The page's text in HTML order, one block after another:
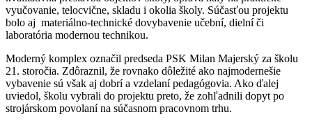
vyučovanie, telocvične, skladu i okolia školy. Súčasťou projektu
bolo aj materiálno-technické dovybavenie učební, dielní či
laboratória modernou technikou.
Moderný komplex označil predseda PSK Milan Majerský za školu
21. storočia. Zdôraznil, že rovnako dôležité ako najmodernešie
vybavenie sú však aj dobrí a vzdelaní pedagógovia. Ako ďalej
uviedol, školu vybrali do projektu preto, že zohľadnili dopyt po
strojárskom povolaní na súčasnom pracovnom trhu.